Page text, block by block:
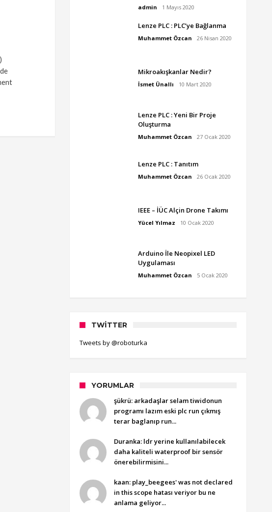
admin 1 Mayıs 2020
Lenze PLC : PLC’ye Bağlanma
Muhammet Özcan 26 Nisan 2020
Mikroakışkanlar Nedir?
İsmet Ünallı 10 Mart 2020
Lenze PLC : Yeni Bir Proje
Oluşturma
Muhammet Özcan 27 Ocak 2020
Lenze PLC : Tanıtım
Muhammet Özcan 26 Ocak 2020
IEEE – İÜC Alçin Drone Takımı
Yücel Yılmaz 10 Ocak 2020
Arduino İle Neopixel LED
Uygulaması
Muhammet Özcan 5 Ocak 2020
TWITTER
Tweets by @roboturka
YORUMLAR
şükrü: arkadaşlar selam tiwidonun
programı lazım eski plc run çıkmış
terar baglanıp run...
Duranka: ldr yerine kullanılabilecek
daha kaliteli waterproof bir sensör
önerebilirmisini...
kaan: play_beegees' was not declared
in this scope hatası veriyor bu ne
anlama geliyor...